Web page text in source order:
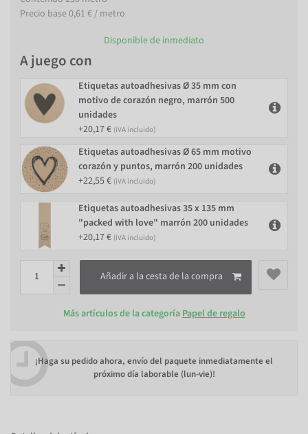
Precio base0,61 € / metro
Disponible de inmediato
A juego con
Etiquetas autoadhesivas Ø 35 mm con
motivo de corazón negro, marrón 500
unidades
+20,17 € (iVA incluido)
Etiquetas autoadhesivas Ø 65 mm motivo
corazón y puntos, marrón 200 unidades
+22,55 € (iVA incluido)
Etiquetas autoadhesivas 35 x 135 mm
"packed with love" marrón 200 unidades
+20,17 € (iVA incluido)
Añadir a la cesta de la compra
Más artículos de la categoría Papel de regalo
¡Haga su pedido ahora, envío del paquete inmediatamente el
próximo día laborable (lun-vie)!